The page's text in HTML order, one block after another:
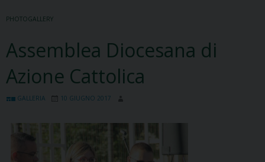
PHOTOGALLERY
Assemblea Diocesana di
Azione Cattolica
GALLERIA 10 GIUGNO 2017